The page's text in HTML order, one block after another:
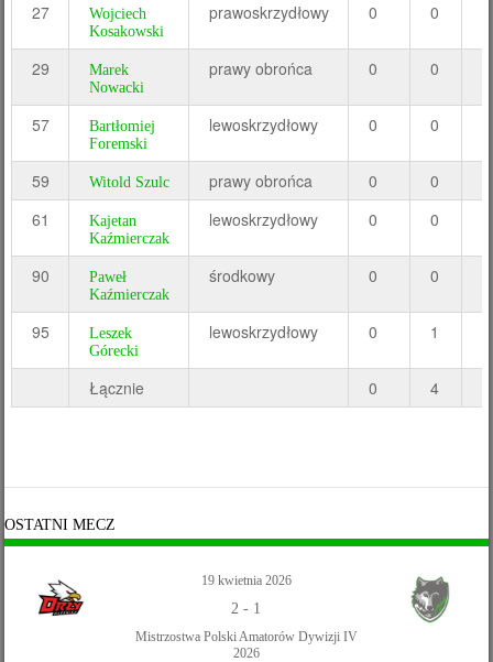
27
Wojciech
Kosakowski
prawoskrzydłowy 0 0
29
Marek
Nowacki
prawy obrońca 0 0
57
Bartłomiej
Foremski
lewoskrzydłowy 0 0
59 Witold Szulc prawy obrońca 0 0
61
Kajetan
Kaźmierczak
lewoskrzydłowy 0 0
90
Paweł
Kaźmierczak
środkowy 0 0
95
Leszek
Górecki
lewoskrzydłowy 0 1
Łącznie 0 4
OSTATNI MECZ
19 kwietnia 2026
2 - 1
Mistrzostwa Polski Amatorów Dywizji IV
2026